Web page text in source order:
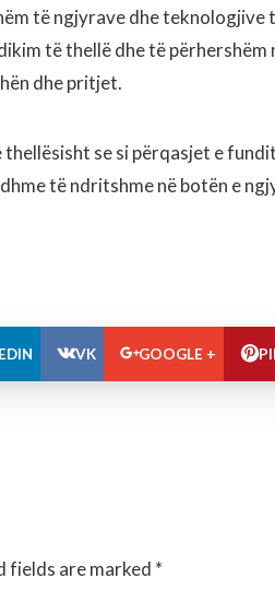
të ngjyrave dhe teknologjive
të thellë dhe të
dhe pritjet.
se si përqasjet e
të ndritshme në botën e
VK GOOGLE +
fields are marked *